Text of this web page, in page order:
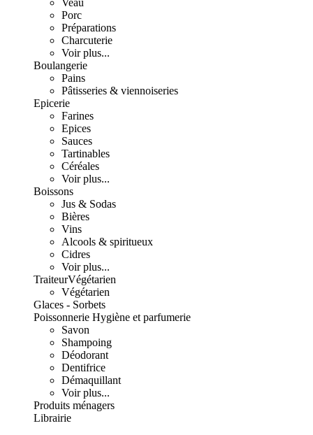
Veau
Porc
Préparations
Charcuterie
Voir plus...
Boulangerie
Pains
Pâtisseries & viennoiseries
Epicerie
Farines
Epices
Sauces
Tartinables
Céréales
Voir plus...
Boissons
Jus & Sodas
Bières
Vins
Alcools & spiritueux
Cidres
Voir plus...
TraiteurVégétarien
Végétarien
Glaces - Sorbets
Poissonnerie Hygiène et parfumerie
Savon
Shampoing
Déodorant
Dentifrice
Démaquillant
Voir plus...
Produits ménagers
Librairie